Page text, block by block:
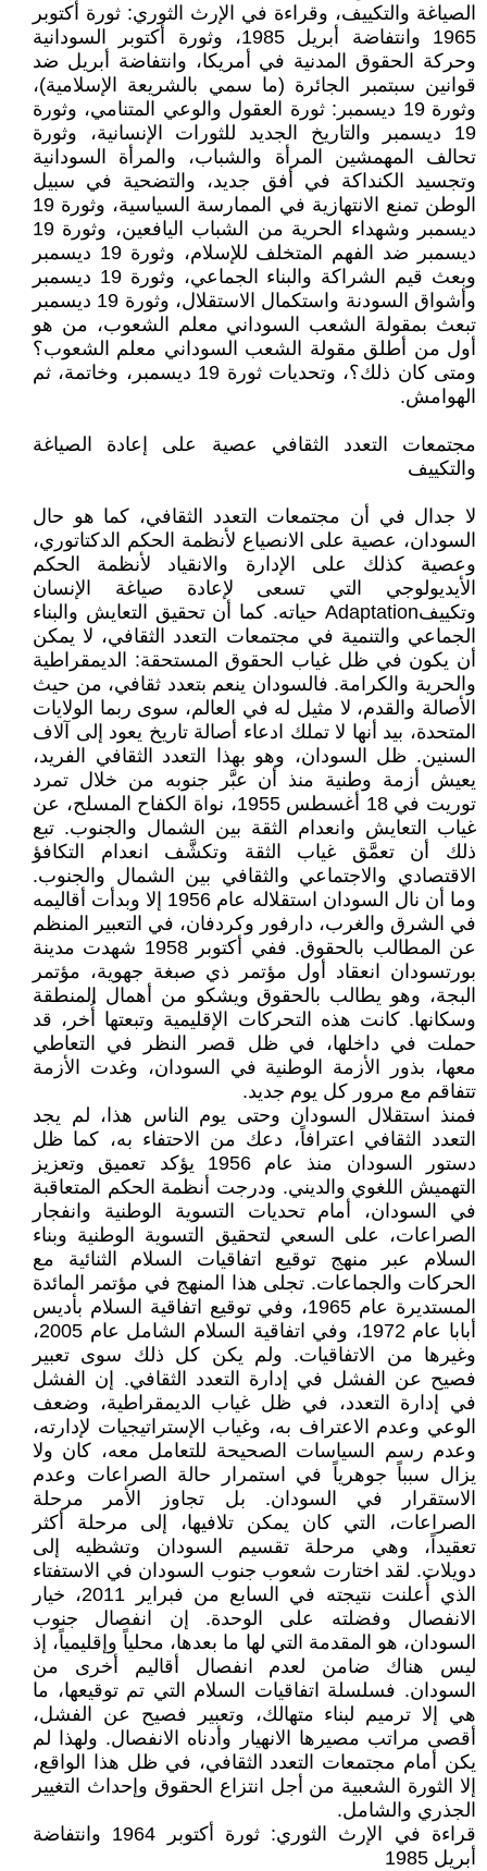
الصياغة والتكييف، وقراءة في الإرث الثوري: ثورة أكتوبر
1965 وانتفاضة أبريل 1985، وثورة أكتوبر السودانية
وحركة الحقوق المدنية في أمريكا، وانتفاضة أبريل ضد
قوانين سبتمبر الجائرة (ما سمي بالشريعة الإسلامية)،
وثورة 19 ديسمبر: ثورة العقول والوعي المتنامي، وثورة
19 ديسمبر والتاريخ الجديد للثورات الإنسانية، وثورة
تحالف المهمشين المرأة والشباب، والمرأة السودانية
وتجسيد الكنداكة في أفق جديد، والتضحية في سبيل
الوطن تمنع الانتهازية في الممارسة السياسية، وثورة 19
ديسمبر وشهداء الحرية من الشباب اليافعين، وثورة 19
ديسمبر ضد الفهم المتخلف للإسلام، وثورة 19 ديسمبر
وبعث قيم الشراكة والبناء الجماعي، وثورة 19 ديسمبر
وأشواق السودنة واستكمال الاستقلال، وثورة 19 ديسمبر
تبعث بمقولة الشعب السوداني معلم الشعوب، من هو
أول من أطلق مقولة الشعب السوداني معلم الشعوب؟
ومتى كان ذلك؟، وتحديات ثورة 19 ديسمبر، وخاتمة، ثم
الهوامش.
مجتمعات التعدد الثقافي عصية على إعادة الصياغة
والتكييف
لا جدال في أن مجتمعات التعدد الثقافي، كما هو حال
السودان، عصية على الانصياع لأنظمة الحكم الدكتاتوري،
وعصية كذلك على الإدارة والانقياد لأنظمة الحكم
الأيديولوجي التي تسعى لإعادة صياغة الإنسان
وتكييفAdaptation حياته. كما أن تحقيق التعايش والبناء
الجماعي والتنمية في مجتمعات التعدد الثقافي، لا يمكن
أن يكون في ظل غياب الحقوق المستحقة: الديمقراطية
والحرية والكرامة. فالسودان ينعم بتعدد ثقافي، من حيث
الأصالة والقدم، لا مثيل له في العالم، سوى ربما الولايات
المتحدة، بيد أنها لا تملك ادعاء أصالة تاريخ يعود إلى آلاف
السنين. ظل السودان، وهو بهذا التعدد الثقافي الفريد،
يعيش أزمة وطنية منذ أن عبَّر جنوبه من خلال تمرد
توريت في 18 أغسطس 1955، نواة الكفاح المسلح، عن
غياب التعايش وانعدام الثقة بين الشمال والجنوب. تبع
ذلك أن تعمَّق غياب الثقة وتكشَّف انعدام التكافؤ
الاقتصادي والاجتماعي والثقافي بين الشمال والجنوب.
وما أن نال السودان استقلاله عام 1956 إلا وبدأت أقاليمه
في الشرق والغرب، دارفور وكردفان، في التعبير المنظم
عن المطالب بالحقوق. ففي أكتوبر 1958 شهدت مدينة
بورتسودان انعقاد أول مؤتمر ذي صبغة جهوية، مؤتمر
البجة، وهو يطالب بالحقوق ويشكو من أهمال المنطقة
وسكانها. كانت هذه التحركات الإقليمية وتبعتها أُخر، قد
حملت في داخلها، في ظل قصر النظر في التعاطي
معها، بذور الأزمة الوطنية في السودان، وغدت الأزمة
تتفاقم مع مرور كل يوم جديد.
فمنذ استقلال السودان وحتى يوم الناس هذا، لم يجد
التعدد الثقافي اعترافاً، دعك من الاحتفاء به، كما ظل
دستور السودان منذ عام 1956 يؤكد تعميق وتعزيز
التهميش اللغوي والديني. ودرجت أنظمة الحكم المتعاقبة
في السودان، أمام تحديات التسوية الوطنية وانفجار
الصراعات، على السعي لتحقيق التسوية الوطنية وبناء
السلام عبر منهج توقيع اتفاقيات السلام الثنائية مع
الحركات والجماعات. تجلى هذا المنهج في مؤتمر المائدة
المستديرة عام 1965، وفي توقيع اتفاقية السلام بأديس
أبابا عام 1972، وفي اتفاقية السلام الشامل عام 2005،
وغيرها من الاتفاقيات. ولم يكن كل ذلك سوى تعبير
فصيح عن الفشل في إدارة التعدد الثقافي. إن الفشل
في إدارة التعدد، في ظل غياب الديمقراطية، وضعف
الوعي وعدم الاعتراف به، وغياب الإستراتيجيات لإدارته،
وعدم رسم السياسات الصحيحة للتعامل معه، كان ولا
يزال سبباً جوهرياً في استمرار حالة الصراعات وعدم
الاستقرار في السودان. بل تجاوز الأمر مرحلة
الصراعات، التي كان يمكن تلافيها، إلى مرحلة أكثر
تعقيداً، وهي مرحلة تقسيم السودان وتشظيه إلى
دويلات. لقد اختارت شعوب جنوب السودان في الاستفتاء
الذي أُعلنت نتيجته في السابع من فبراير 2011، خيار
الانفصال وفضلته على الوحدة. إن انفصال جنوب
السودان، هو المقدمة التي لها ما بعدها، محلياً وإقليمياً، إذ
ليس هناك ضامن لعدم انفصال أقاليم أخرى من
السودان. فسلسلة اتفاقيات السلام التي تم توقيعها، ما
هي إلا ترميم لبناء متهالك، وتعبير فصيح عن الفشل،
أقصى مراتب مصيرها الانهيار وأدناه الانفصال. ولهذا لم
يكن أمام مجتمعات التعدد الثقافي، في ظل هذا الواقع،
إلا الثورة الشعبية من أجل انتزاع الحقوق وإحداث التغيير
الجذري والشامل.
قراءة في الإرث الثوري: ثورة أكتوبر 1964 وانتفاضة
أبريل 1985